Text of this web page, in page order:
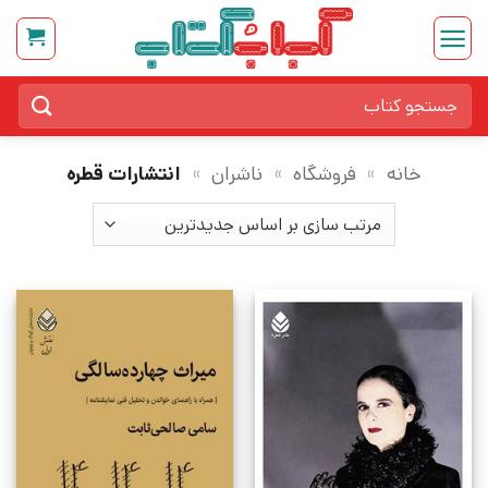
Skip
content
برای:
خانه » فروشگاه » ناشران » انتشارات قطره